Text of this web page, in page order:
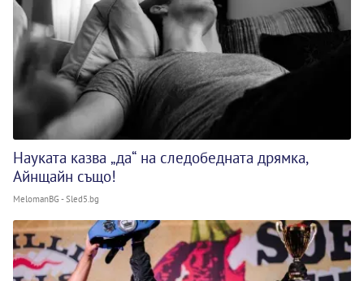
Науката казва „да“ на следобедната дрямка,
Айнщайн също!
MelomanBG - Sled5.bg